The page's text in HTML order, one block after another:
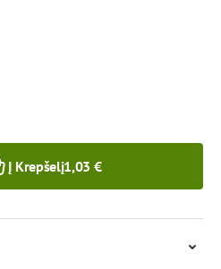
Į Krepšelį1,03 €